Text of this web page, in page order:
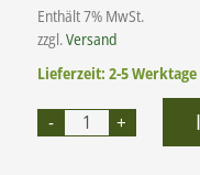
Enthält 7% MwSt.
zzgl.Versand
Lieferzeit: 2-5 Werktage